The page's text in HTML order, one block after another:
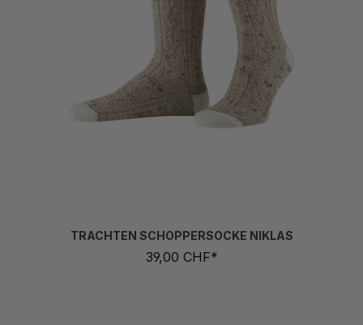
39,00 CHF*